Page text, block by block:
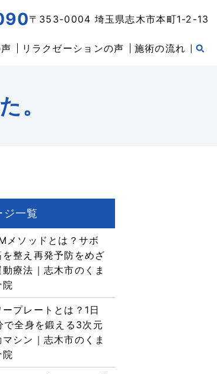
リラクゼーションの声 施術の流れ
〒353-0004 埼玉県志木市本町1-2-13
。
メソッドとは？サボ
を整え再発予防をめざ
療法｜志木市のくま
ープレートとは？1日
で全身を鍛える3次元
シン｜志木市のくま